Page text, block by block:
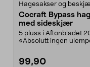
Hagesakser og
Cocraft Bypass
med sideskjær
5 pluss i Aftonbladet
«Absolutt ingen
99,90